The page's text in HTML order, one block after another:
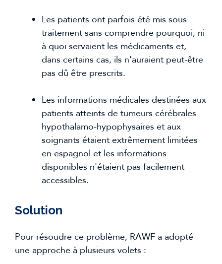
Les patients ont parfois été mis sous
traitement sans comprendre pourquoi, ni
à quoi servaient les médicaments et,
dans certains cas, ils n'auraient peut-être
pas dû être prescrits.
Les informations médicales destinées aux
patients atteints de tumeurs cérébrales
hypothalamo-hypophysaires et aux
soignants étaient extrêmement limitées
en espagnol et les informations
disponibles n'étaient pas facilement
accessibles.
Solution
Pour résoudre ce problème, RAWF a adopté
une approche à plusieurs volets :